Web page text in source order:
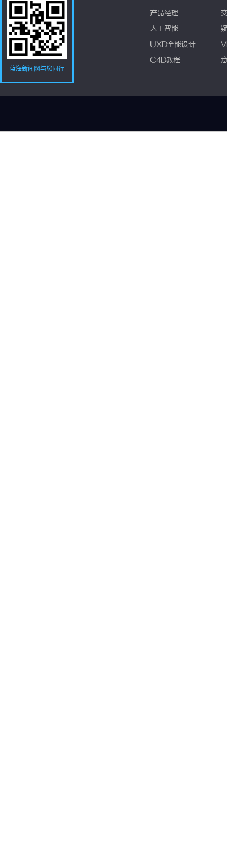
蓝海新闻网与您同行
产品经理
人工智能
UXD全能设计
C4D教程